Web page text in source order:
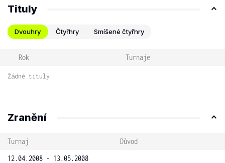
Tituly
Dvouhry Čtyřhry Smíšené čtyřhry
Rok Turnaje
Žádné tituly
Zranění
Turnaj
Důvod
12.04.2008 - 13.05.2008